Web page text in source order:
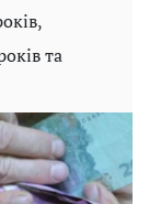
та